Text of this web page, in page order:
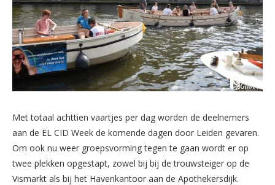
Met totaal achttien vaartjes per dag worden de deelnemers
aan de EL CID Week de komende dagen door Leiden gevaren.
Om ook nu weer groepsvorming tegen te gaan wordt er op
twee plekken opgestapt, zowel bij bij de trouwsteiger op de
Vismarkt als bij het Havenkantoor aan de Apothekersdijk.